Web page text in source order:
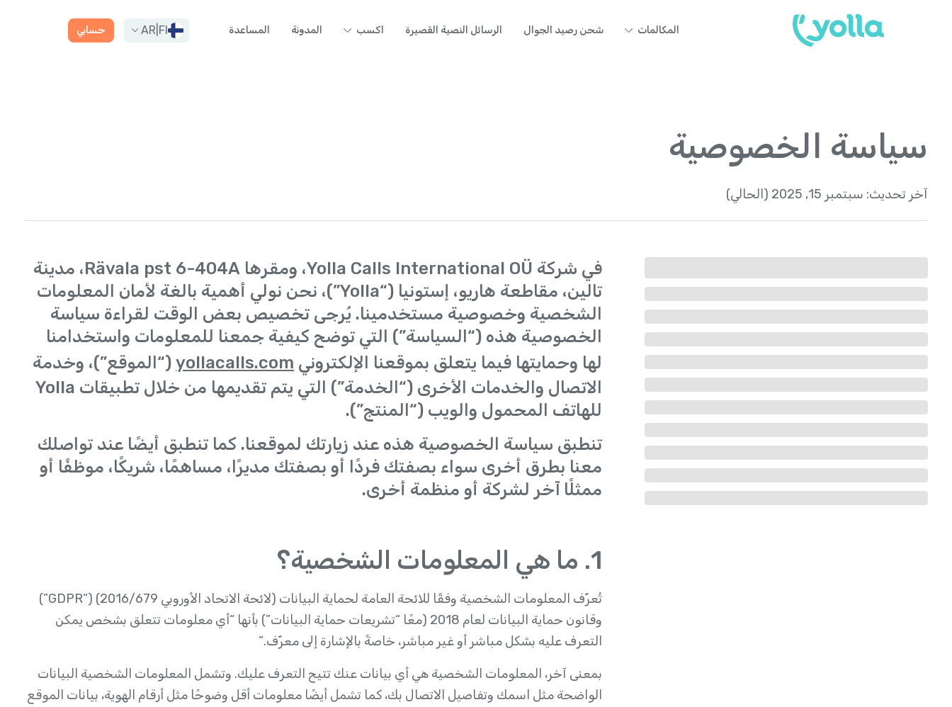
المكالمات شحن رصيد الجوال الرسائل النصية القصيرة اكسب المدونة المساعدة FI
AR حسابي
سياسة الخصوصية
آخر تحديث: سبتمبر 15, 2025 (الحالي)
في شركة Yolla Calls International OÜ، ومقرها Rävala pst 6-404A، مدينة
تالين، مقاطعة هاريو، إستونيا (“Yolla”)، نحن نولي أهمية بالغة لأمان المعلومات
الشخصية وخصوصية مستخدمينا. يُرجى تخصيص بعض الوقت لقراءة سياسة
الخصوصية هذه (“السياسة”) التي توضح كيفية جمعنا للمعلومات واستخدامنا
لها وحمايتها فيما يتعلق بموقعنا الإلكتروني yollacalls.com (“الموقع”)، وخدمة
الاتصال والخدمات الأخرى (“الخدمة”) التي يتم تقديمها من خلال تطبيقات Yolla
للهاتف المحمول والويب (“المنتج”).
تنطبق سياسة الخصوصية هذه عند زيارتك لموقعنا. كما تنطبق أيضًا عند تواصلك
معنا بطرق أخرى سواء بصفتك فردًا أو بصفتك مديرًا، مساهمًا، شريكًا، موظفًا أو
ممثلًا آخر لشركة أو منظمة أخرى.
1. ما هي المعلومات الشخصية؟
تُعرّف المعلومات الشخصية وفقًا للائحة العامة لحماية البيانات (لائحة الاتحاد الأوروبي 2016/679) (“GDPR”)
وقانون حماية البيانات لعام 2018 (معًا “تشريعات حماية البيانات”) بأنها “أي معلومات تتعلق بشخص يمكن
التعرف عليه بشكل مباشر أو غير مباشر، خاصةً بالإشارة إلى معرّف.”
بمعنى آخر، المعلومات الشخصية هي أي بيانات عنك تتيح التعرف عليك. وتشمل المعلومات الشخصية البيانات
الواضحة مثل اسمك وتفاصيل الاتصال بك، كما تشمل أيضًا معلومات أقل وضوحًا مثل أرقام الهوية، بيانات الموقع